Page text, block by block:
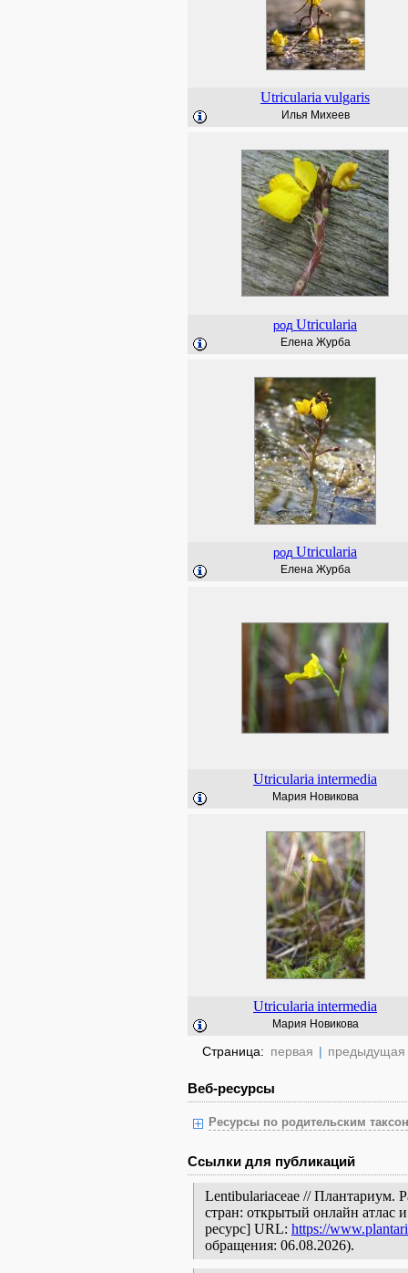
Utricularia vulgaris
Илья Михеев
род Utricularia
Елена Журба
род Utricularia
Елена Журба
Utricularia intermedia
Мария Новикова
Utricularia intermedia
Мария Новикова
Страница: первая | предыдущая
Веб-ресурсы
Ресурсы по родительским
Ссылки для публикаций
Lentibulariaceae // Плантариум.
стран: открытый онлайн атлас
ресурс] URL: https://
обращения: 06.08.2026).